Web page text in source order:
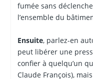
fumée sans
l’ensemble du
Ensuite, parlez-en
peut libérer une
confier à quelqu’un
Claude François),